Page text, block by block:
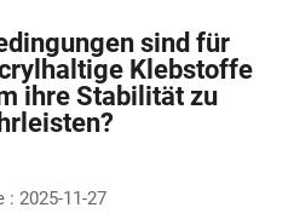
sind für
Klebstoffe
ihre Stabilität zu
: 2025-11-27